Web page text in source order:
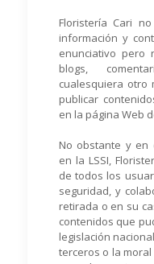
Floristería Cari
información y
enunciativo pero
blogs,
cualesquiera otro
publicar
en la página Web
No obstante y en
en la LSSI,
de todos los
seguridad, y
retirada o en su
contenidos que
legislación
terceros o la